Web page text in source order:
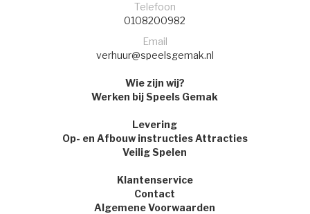
Telefoon
0108200982
Email
verhuur@speelsgemak.nl
Wie zijn wij?
Werken bij Speels Gemak
Levering
Op- en Afbouw instructies Attracties
Veilig Spelen
Klantenservice
Contact
Algemene Voorwaarden